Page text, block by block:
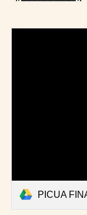
PICUA